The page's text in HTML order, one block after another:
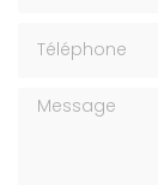
Message